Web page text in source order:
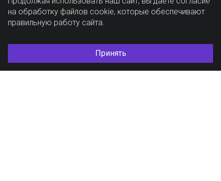
на обработку файлов cookie, которые обеспечивают
правильную работу сайта.
Принять